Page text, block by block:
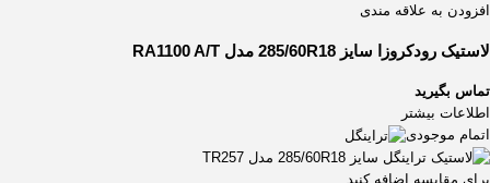
افزودن به علاقه مندی
لاستیک رودکروزا سایز 285/60R18 مدل RA1100 A/T
تماس بگیرید
اطلاعات بیشتر
اتمام موجودی
برای مقایسه اضافه کنید